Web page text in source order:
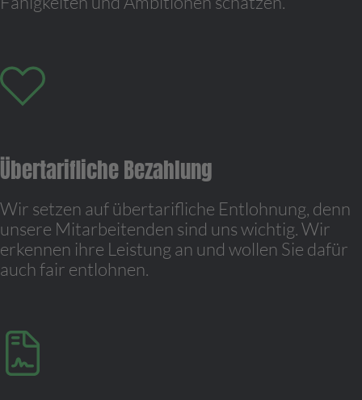
Übertarifliche Bezahlung
Wir setzen auf übertarifliche Entlohnung, denn
unsere Mitarbeitenden sind uns wichtig. Wir
erkennen ihre Leistung an und wollen Sie dafür
auch fair entlohnen.